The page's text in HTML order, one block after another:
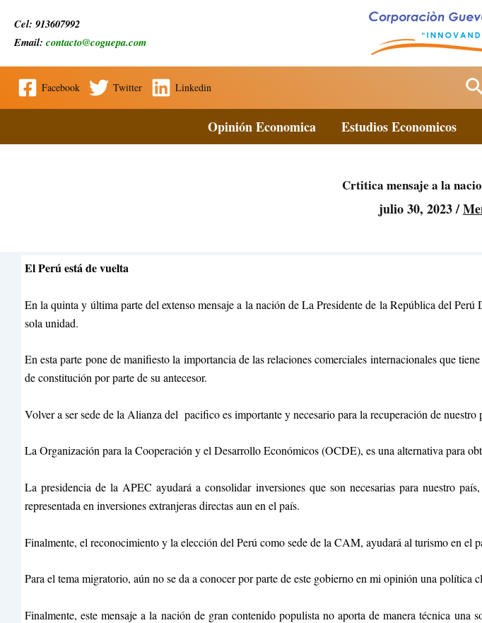
contenido
Cel: 913607992
Email: contacto@coguepa.com
Facebook Twitter Linkedin
Opinión Economica Estudios Economicos
Crtitica mensaje a la
julio 30, 2023/
El Perú está de vuelta
En la quinta y última parte del extenso mensaje a la nación de La Presidente de la República del
sola unidad.
En esta parte pone de manifiesto la importancia de las relaciones comerciales internacionales que
de constitución por parte de su antecesor.
Volver a ser sede de la Alianza del pacifico es importante y necesario para la recuperación de
La Organización para la Cooperación y el Desarrollo Económicos (OCDE), es una alternativa para
La presidencia de la APEC ayudará a consolidar inversiones que son necesarias para nuestro
representada en inversiones extranjeras directas aun en el país.
Finalmente, el reconocimiento y la elección del Perú como sede de la CAM, ayudará al turismo en el
Para el tema migratorio, aún no se da a conocer por parte de este gobierno en mi opinión una
Finalmente, este mensaje a la nación de gran contenido populista no aporta de manera técnica